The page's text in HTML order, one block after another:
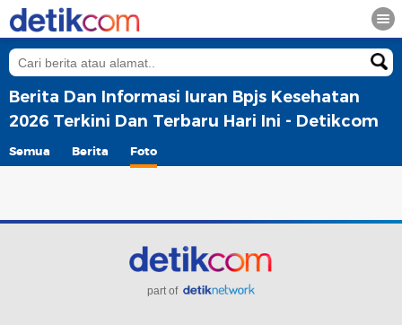
Berita Dan Informasi Iuran Bpjs Kesehatan
2026 Terkini Dan Terbaru Hari Ini - Detikcom
Semua Berita Foto
part of